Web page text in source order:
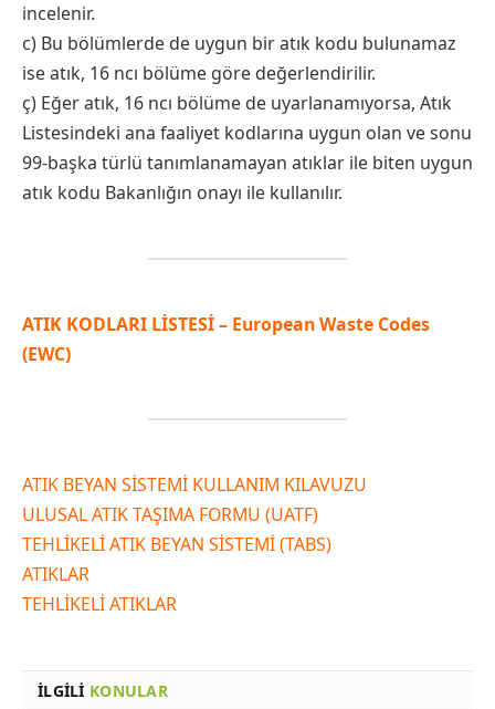
incelenir.
c) Bu bölümlerde de uygun bir atık kodu bulunamaz
ise atık, 16 ncı bölüme göre değerlendirilir.
ç) Eğer atık, 16 ncı bölüme de uyarlanamıyorsa, Atık
Listesindeki ana faaliyet kodlarına uygun olan ve sonu
99-başka türlü tanımlanamayan atıklar ile biten uygun
atık kodu Bakanlığın onayı ile kullanılır.
ATIK KODLARI LİSTESİ – European Waste Codes
(EWC)
ATIK BEYAN SİSTEMİ KULLANIM KILAVUZU
ULUSAL ATIK TAŞIMA FORMU (UATF)
TEHLİKELİ ATIK BEYAN SİSTEMİ (TABS)
ATIKLAR
TEHLİKELİ ATIKLAR
İLGILI KONULAR